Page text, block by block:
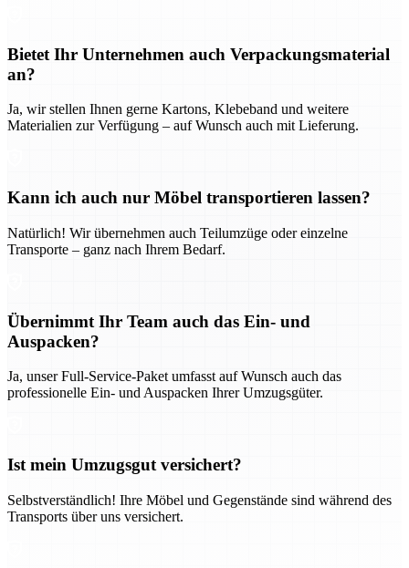
Bietet Ihr Unternehmen auch Verpackungsmaterial
an?
Ja, wir stellen Ihnen gerne Kartons, Klebeband und weitere
Materialien zur Verfügung – auf Wunsch auch mit Lieferung.
Kann ich auch nur Möbel transportieren lassen?
Natürlich! Wir übernehmen auch Teilumzüge oder einzelne
Transporte – ganz nach Ihrem Bedarf.
Übernimmt Ihr Team auch das Ein- und
Auspacken?
Ja, unser Full-Service-Paket umfasst auf Wunsch auch das
professionelle Ein- und Auspacken Ihrer Umzugsgüter.
Ist mein Umzugsgut versichert?
Selbstverständlich! Ihre Möbel und Gegenstände sind während des
Transports über uns versichert.